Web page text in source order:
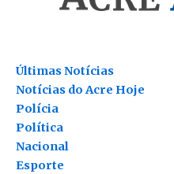
Últimas Notícias
Notícias do Acre Hoje
Polícia
Política
Nacional
Esporte